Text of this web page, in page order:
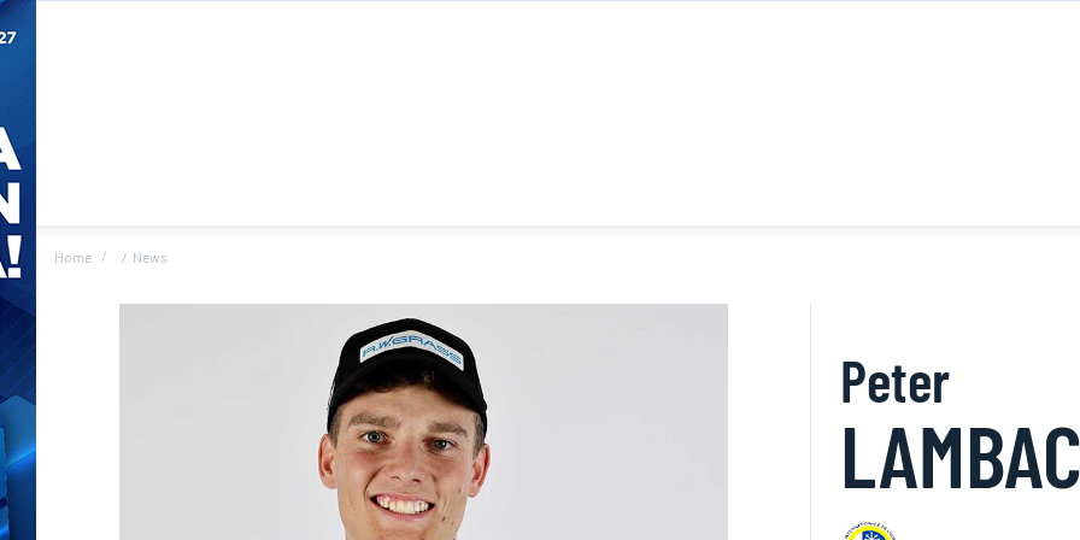
Home News
Peter